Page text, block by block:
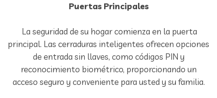
Puertas Principales
La seguridad de su hogar comienza en la puerta
principal. Las cerraduras inteligentes ofrecen opciones
de entrada sin llaves, como códigos PIN y
reconocimiento biométrico, proporcionando un
acceso seguro y conveniente para usted y su familia.